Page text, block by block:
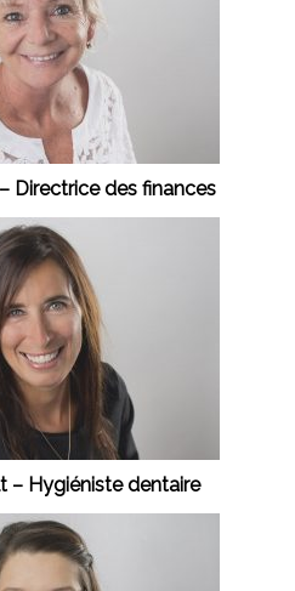
Directrice des finances
– Hygiéniste dentaire